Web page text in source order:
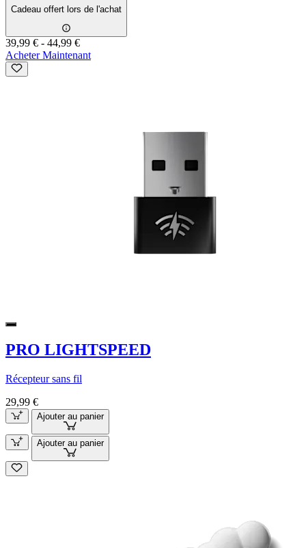
Cadeau offert lors de l'achat
39,99 € - 44,99 €
Acheter Maintenant
PRO LIGHTSPEED
Récepteur sans fil
29,99 €
Ajouter au panier
Ajouter au panier